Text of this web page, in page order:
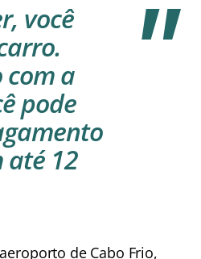
você
com a
pode
até 12
de Cabo Frio,